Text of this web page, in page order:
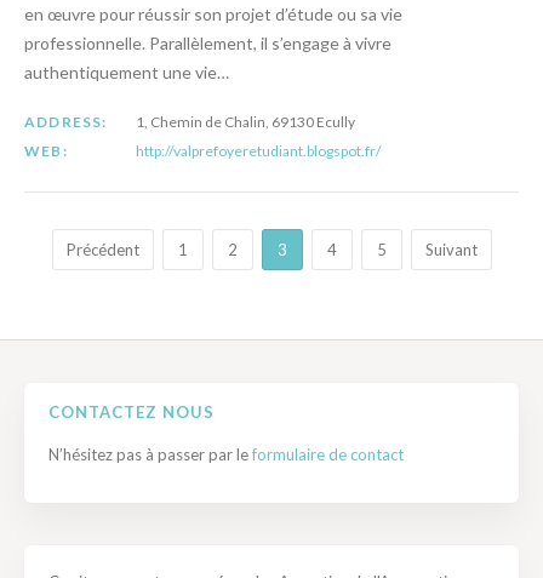
en œuvre pour réussir son projet d’étude ou sa vie
professionnelle. Parallèlement, il s’engage à vivre
authentiquement une vie…
ADDRESS:
1, Chemin de Chalin, 69130 Ecully
WEB:
http://valprefoyeretudiant.blogspot.fr/
Précédent 1 2 3 4 5 Suivant
CONTACTEZ NOUS
N’hésitez pas à passer par leformulaire de contact